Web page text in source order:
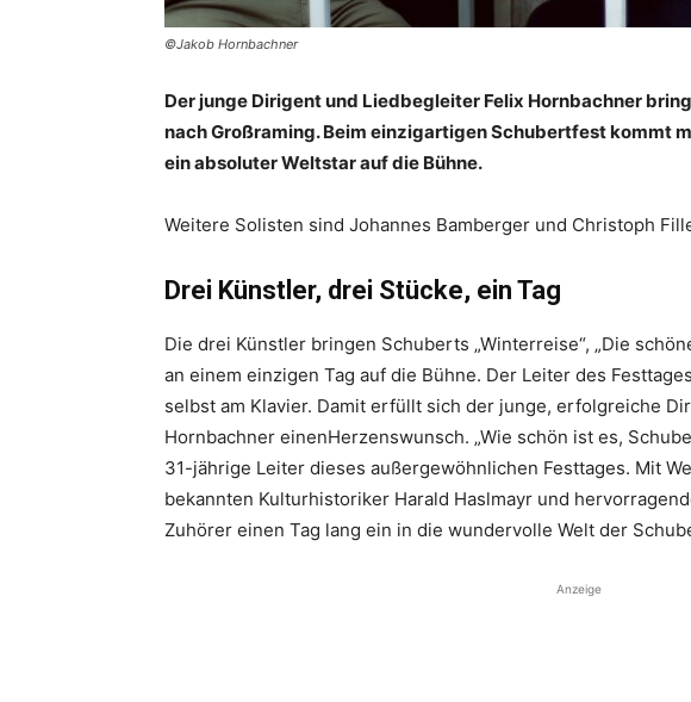
©Jakob Hornbachner
Der junge Dirigent und Liedbegleiter Felix Hornbachner
nach Großraming. Beim einzigartigen Schubertfest kommt
ein absoluter Weltstar auf die Bühne.
Weitere Solisten sind Johannes Bamberger und Christoph
Drei Künstler, drei Stücke, ein Tag
Die drei Künstler bringen Schuberts „Winterreise“, „Die
an einem einzigen Tag auf die Bühne. Der Leiter des
selbst am Klavier. Damit erfüllt sich der junge, erfolgreiche
Hornbachner einenHerzenswunsch. „Wie schön ist es,
31-jährige Leiter dieses außergewöhnlichen Festtages. Mit
bekannten Kulturhistoriker Harald Haslmayr und
Zuhörer einen Tag lang ein in die wundervolle Welt der
Anzeige